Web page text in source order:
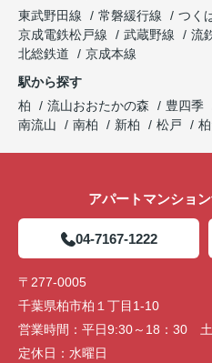
東武野田線
常磐緩行線 つく
京成電鉄松戸線
武蔵野線 流
北総鉄道
京成本線
駅から探す
柏
流山おおたかの森 豊四季
南流山
南柏 新柏 松戸
アパートマンショ
04-7167-1222
〒277-0005
千葉県柏市柏１丁目1-10
営業時間： 平日9:30～18：30
定休日： 水曜日